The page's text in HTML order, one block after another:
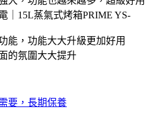
｜15L蒸氣式烤箱PRIME YS-
能，功能大大升級更加好用
的氛圍大大提升
要，長期保養